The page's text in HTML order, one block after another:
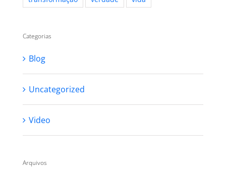
Categorias
Blog
Uncategorized
Video
Arquivos